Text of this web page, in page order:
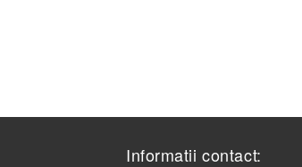
Informatii contact: